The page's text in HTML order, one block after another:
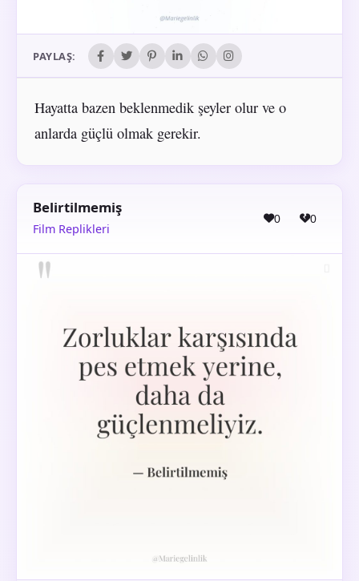
PAYLAŞ:
Hayatta bazen beklenmedik şeyler olur ve o
anlarda güçlü olmak gerekir.
Belirtilmemiş
Film Replikleri
0 0